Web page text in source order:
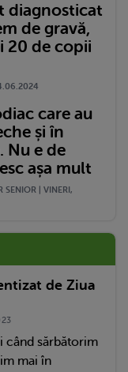
diagnosticat
de gravă,
20 de copii
care au
și în
Nu e de
așa mult
SENIOR | VINERI,
de Ziua
când sărbătorim
mai în